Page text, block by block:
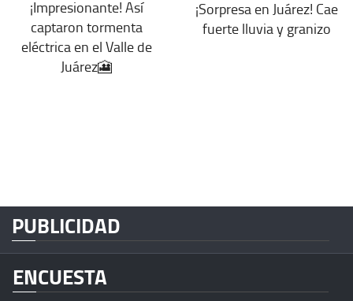
¡Impresionante! Así
captaron tormenta
eléctrica en el Valle de
Juárez🎦
¡Sorpresa en Juárez! Cae
fuerte lluvia y granizo
PUBLICIDAD
ENCUESTA